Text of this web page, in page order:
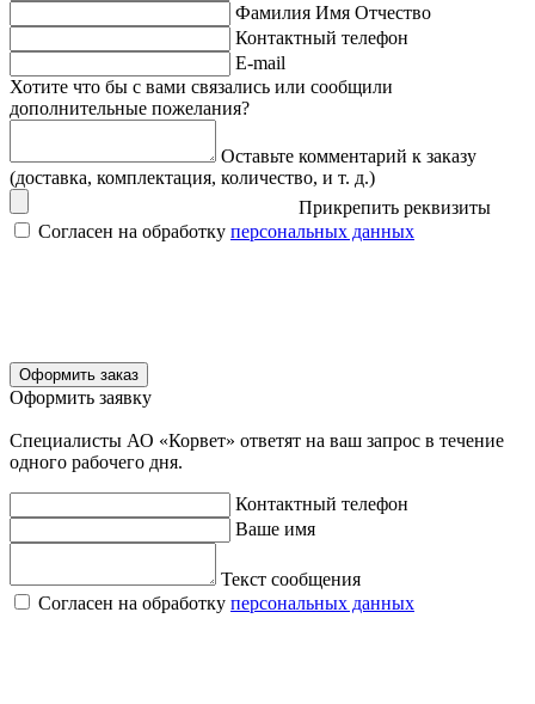
Фамилия Имя Отчество
Контактный телефон
E-mail
Хотите что бы с вами связались или сообщили
дополнительные пожелания?
Оставьте комментарий к заказу
(доставка, комплектация, количество, и т. д.)
Прикрепить реквизиты
Согласен на обработку персональных данных
Оформить заказ
Оформить заявку
Специалисты АО «Корвет» ответят на ваш запрос в течение
одного рабочего дня.
Контактный телефон
Ваше имя
Текст сообщения
Согласен на обработку персональных данных